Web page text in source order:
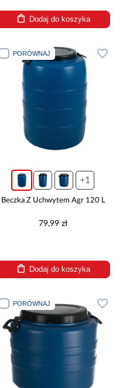
Dodaj do koszyka
PORÓWNAJ
+1
Beczka Z Uchwytem Agr 120 L
79,99 zł
Dodaj do koszyka
PORÓWNAJ